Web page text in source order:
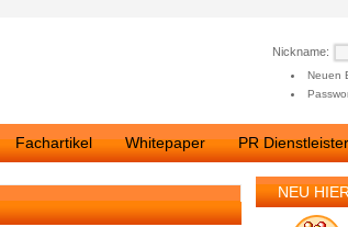
Nickname:
Neuen
Fachartikel Whitepaper PR Dienstleister
NEU